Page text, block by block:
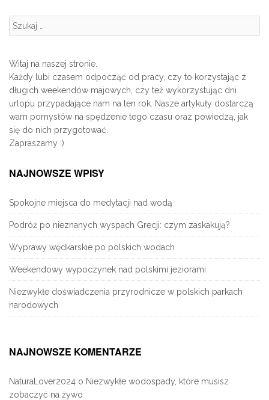
Szukanie:
Witaj na naszej stronie.
Każdy lubi czasem odpocząć od pracy, czy to korzystając z
długich weekendów majowych, czy też wykorzystując dni
urlopu przypadające nam na ten rok. Nasze artykuły dostarczą
wam pomysłów na spędzenie tego czasu oraz powiedzą, jak
się do nich przygotować.
Zapraszamy :)
NAJNOWSZE WPISY
Spokojne miejsca do medytacji nad wodą
Podróż po nieznanych wyspach Grecji: czym zaskakują?
Wyprawy wędkarskie po polskich wodach
Weekendowy wypoczynek nad polskimi jeziorami
Niezwykłe doświadczenia przyrodnicze w polskich parkach
narodowych
NAJNOWSZE KOMENTARZE
NaturaLover2024 o Niezwykłe wodospady, które musisz
zobaczyć na żywo